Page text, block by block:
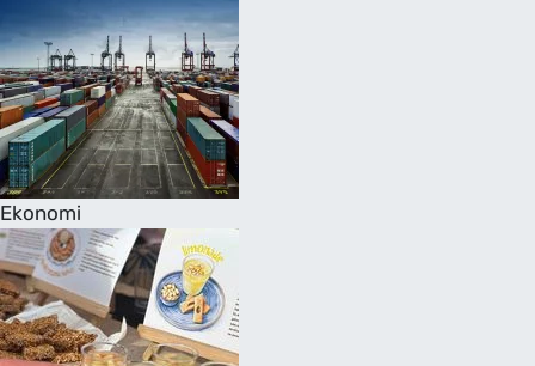
Ekonomi